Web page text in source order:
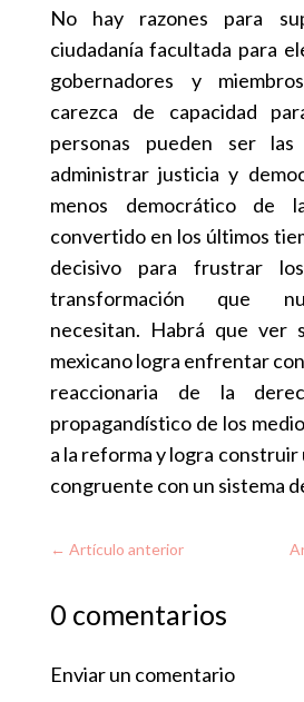
No hay razones para
ciudadanía facultada para
gobernadores y
carezca de capacidad
personas pueden ser las
administrar justicia y
menos democrático de
convertido en los últimos
decisivo para frustrar
transformación que
necesitan. Habrá que ver
mexicano logra enfrentar
reaccionaria de la
propagandístico de los
a la reforma y logra construir
congruente con un sistema
← Artículo anterior
0 comentarios
Enviar un comentario